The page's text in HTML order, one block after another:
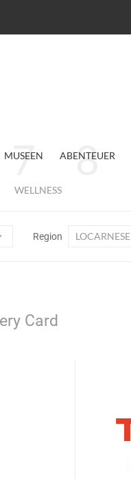
MUSEEN ABENTEUER
WELLNESS
Region LOCARNESE
Card